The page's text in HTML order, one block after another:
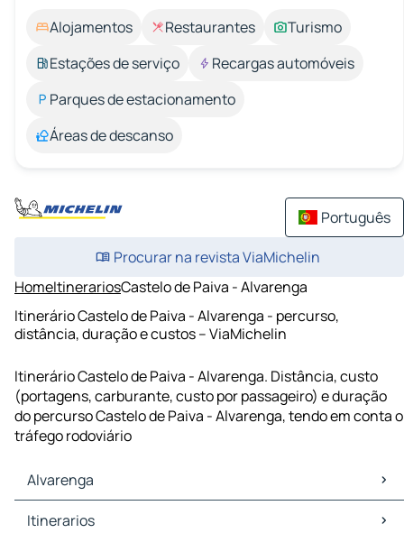
Alojamentos Restaurantes
Turismo
Estações de serviço
Recargas automóveis
Parques de estacionamento
Áreas de descanso
Português
Procurar na revista ViaMichelin
HomeItinerariosCastelo de Paiva - Alvarenga
Itinerário Castelo de Paiva - Alvarenga - percurso,
distância, duração e custos – ViaMichelin
Itinerário Castelo de Paiva - Alvarenga. Distância, custo
(portagens, carburante, custo por passageiro) e duração
do percurso Castelo de Paiva - Alvarenga, tendo em conta o
tráfego rodoviário
Alvarenga
Alvarenga Mapas Plantas
Itinerarios